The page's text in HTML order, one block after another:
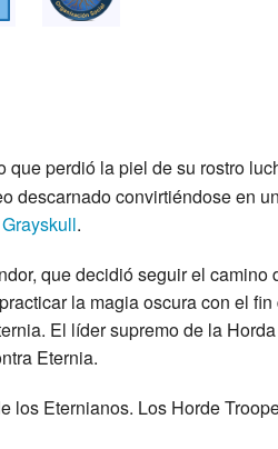
perdió la piel de su rostro
descarnado convirtiéndose en
.
que decidió seguir el
la magia oscura con el
El líder supremo de la
Eternia.
los Eternianos. Los Horde